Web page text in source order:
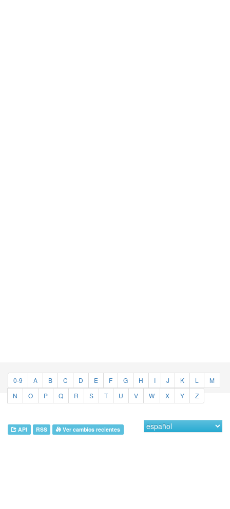
0-9 A B C D E F G H I J K L
M
N
O P Q R S T U V W X Y Z
API RSS Ver cambios recientes